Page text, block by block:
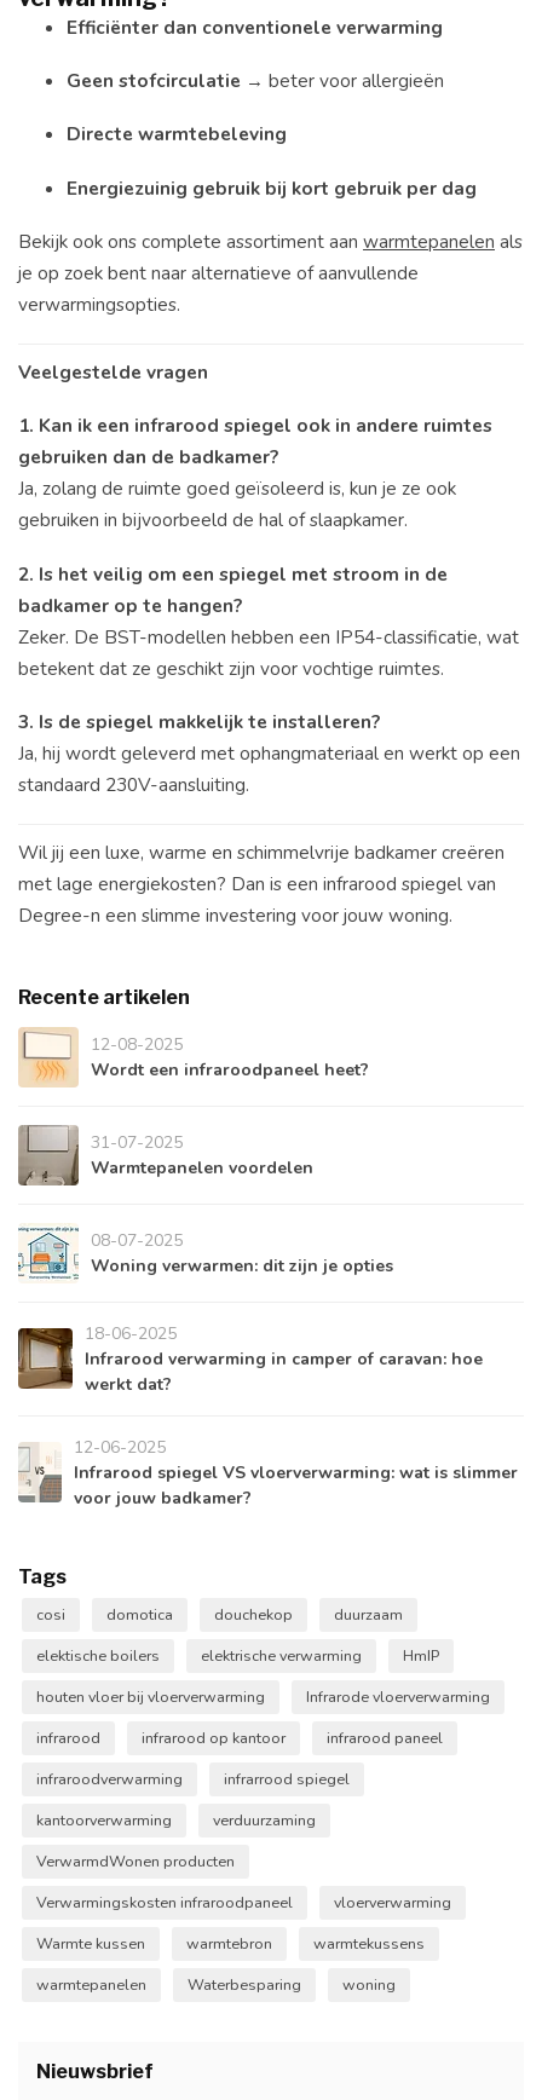
Efficiënter dan conventionele verwarming
Geen stofcirculatie → beter voor allergieën
Directe warmtebeleving
Energiezuinig gebruik bij kort gebruik per dag
Bekijk ook ons complete assortiment aan warmtepanelen als
je op zoek bent naar alternatieve of aanvullende
verwarmingsopties.
Veelgestelde vragen
1. Kan ik een infrarood spiegel ook in andere ruimtes
gebruiken dan de badkamer?
Ja, zolang de ruimte goed geïsoleerd is, kun je ze ook
gebruiken in bijvoorbeeld de hal of slaapkamer.
2. Is het veilig om een spiegel met stroom in de
badkamer op te hangen?
Zeker. De BST-modellen hebben een IP54-classificatie, wat
betekent dat ze geschikt zijn voor vochtige ruimtes.
3. Is de spiegel makkelijk te installeren?
Ja, hij wordt geleverd met ophangmateriaal en werkt op een
standaard 230V-aansluiting.
Wil jij een luxe, warme en schimmelvrije badkamer creëren
met lage energiekosten? Dan is een infrarood spiegel van
Degree-n een slimme investering voor jouw woning.
Recente artikelen
12-08-2025
Wordt een infraroodpaneel heet?
31-07-2025
Warmtepanelen voordelen
08-07-2025
Woning verwarmen: dit zijn je opties
18-06-2025
Infrarood verwarming in camper of caravan: hoe
werkt dat?
12-06-2025
Infrarood spiegel VS vloerverwarming: wat is slimmer
voor jouw badkamer?
Tags
cosi domotica douchekop
duurzaam
elektische boilers
elektrische verwarming
HmIP
houten vloer bij vloerverwarming
Infrarode vloerverwarming
infrarood
infrarood op kantoor
infrarood paneel
infraroodverwarming
infrarrood spiegel
kantoorverwarming
verduurzaming
VerwarmdWonen producten
Verwarmingskosten infraroodpaneel
vloerverwarming
Warmte kussen
warmtebron
warmtekussens
warmtepanelen
Waterbesparing woning
Nieuwsbrief